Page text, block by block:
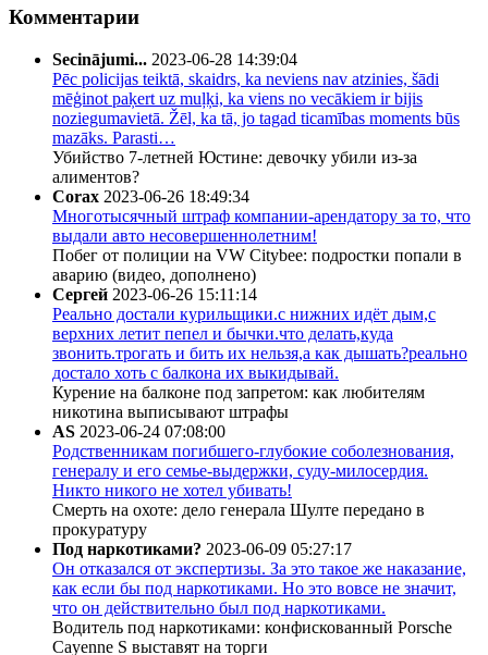
Комментарии
Secinājumi... 2023-06-28 14:39:04
Pēc policijas teiktā, skaidrs, ka neviens nav atzinies, šādi
mēģinot paķert uz muļķi, ka viens no vecākiem ir bijis
noziegumavietā. Žēl, ka tā, jo tagad ticamības moments būs
mazāks. Parasti…
Убийство 7-летней Юстине: девочку убили из-за
алиментов?
Corax 2023-06-26 18:49:34
Многотысячный штраф компании-арендатору за то, что
выдали авто несовершеннолетним!
Побег от полиции на VW Citybee: подростки попали в
аварию (видео, дополнено)
Сергей 2023-06-26 15:11:14
Реально достали курильщики.с нижних идёт дым,с
верхних летит пепел и бычки.что делать,куда
звонить.трогать и бить их нельзя,а как дышать?реально
достало хоть с балкона их выкидывай.
Курение на балконе под запретом: как любителям
никотина выписывают штрафы
AS 2023-06-24 07:08:00
Родственникам погибшего-глубокие соболезнования,
генералу и его семье-выдержки, суду-милосердия.
Никто никого не хотел убивать!
Смерть на охоте: дело генерала Шулте передано в
прокуратуру
Под наркотиками? 2023-06-09 05:27:17
Он отказался от экспертизы. За это такое же наказание,
как если бы под наркотиками. Но это вовсе не значит,
что он действительно был под наркотиками.
Водитель под наркотиками: конфискованный Porsche
Cayenne S выставят на торги